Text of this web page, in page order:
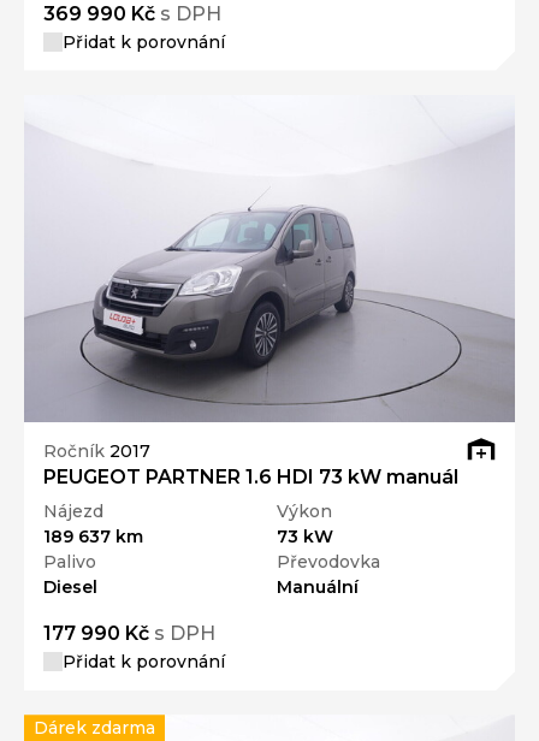
369 990 Kč s DPH
Přidat k porovnání
Ročník 2017
PEUGEOT PARTNER 1.6 HDI 73 kW manuál
Nájezd
189 637 km
Výkon
73 kW
Palivo
Diesel
Převodovka
Manuální
177 990 Kč s DPH
Přidat k porovnání
Dárek zdarma